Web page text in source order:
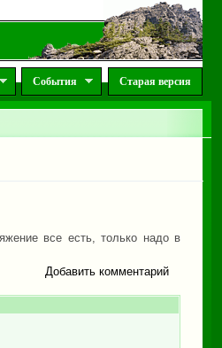
События Старая версия
все есть, только надо в
Добавить комментарий